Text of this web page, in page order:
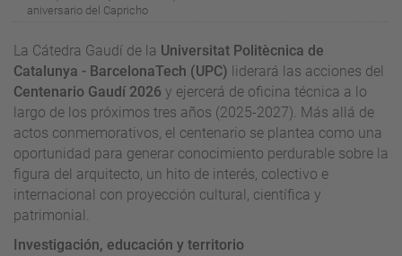
aniversario del Capricho
La Cátedra Gaudí de la Universitat Politècnica de
Catalunya - BarcelonaTech (UPC) liderará las acciones del
Centenario Gaudí 2026 y ejercerá de oficina técnica a lo
largo de los próximos tres años (2025-2027). Más allá de
actos conmemorativos, el centenario se plantea como una
oportunidad para generar conocimiento perdurable sobre la
figura del arquitecto, un hito de interés, colectivo e
internacional con proyección cultural, científica y
patrimonial.
Investigación, educación y territorio